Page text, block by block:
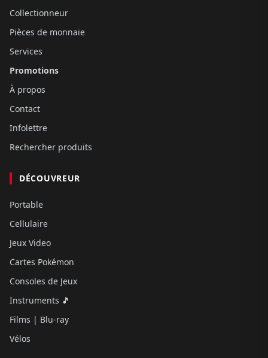
Collectionneur
Pièces de monnaie
Services
Promotions
À propos
Contact
Infolettre
Rechercher produits
DÉCOUVREUR
Portable
Cellulaire
Jeux Video
Cartes Pokémon
Consoles de Jeux
Instruments 🎵
Films | Blu-ray
Vélos